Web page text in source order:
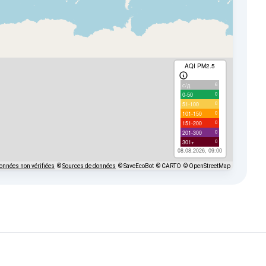
AQI PM2.5
с/д 6
0-50 0
51-100 0
101-150 0
151-200 0
201-300 0
301+ 0
08.08.2026, 09:00
non vérifiées ©Sources de données © SaveEcoBot © CARTO © OpenStreetMap